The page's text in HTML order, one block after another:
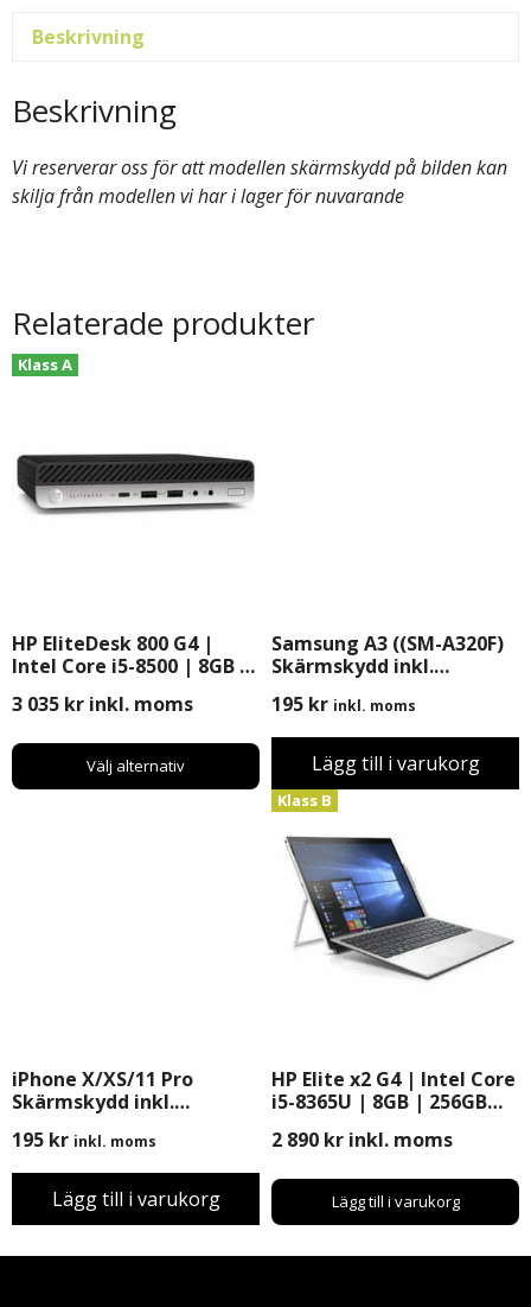
Beskrivning
Beskrivning
Vi reserverar oss för att modellen skärmskydd på bilden kan
skilja från modellen vi har i lager för nuvarande
Relaterade produkter
HP EliteDesk 800 G4 |
Intel Core i5-8500 | 8GB |
Pro
Klass A
3 035 kr inkl. moms
Välj alternativ
Samsung A3 ((SM-A320F)
Skärmskydd inkl.
195 kr inkl. moms
Lägg till i varukorg
iPhone X/XS/11 Pro
Skärmskydd inkl.
195 kr inkl. moms
Lägg till i varukorg
HP Elite x2 G4 | Intel Core
i5-8365U | 8GB | 256GB
Pro
Klass B
2 890 kr inkl. moms
Lägg till i varukorg